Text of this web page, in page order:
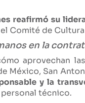
reafirmó su
Comité de Cultura
en la
aprovechan
México, San
y la
técnico.